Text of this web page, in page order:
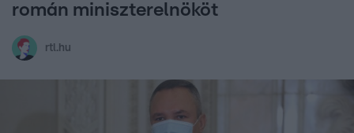
román miniszterelnököt
rtl.hu